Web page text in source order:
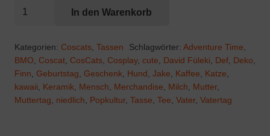
Coscats:
Menge
In den Warenkorb
Kategorien: Coscats Tassen Schlagwörter: Adventure Time
BMO
Coscat CosCats Cosplay, cute David Füleki Def Deko
Finn
Geburtstag Geschenk Hund Jake Kaffee Katze
kawaii
Keramik Mensch Merchandise Milch Mutter,
Muttertag
niedlich Popkultur, Tasse Tee Vater, Vatertag